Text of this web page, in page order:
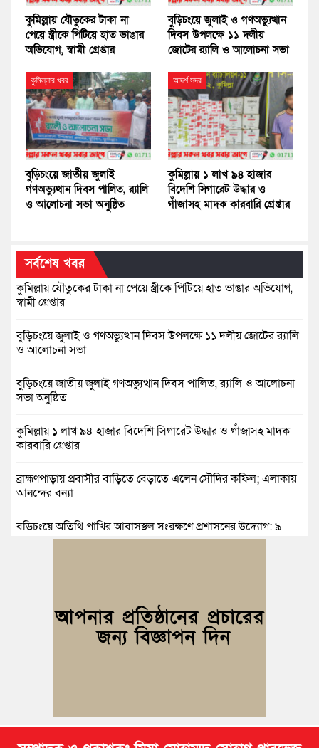
কুমিল্লায় যৌতুকের টাকা না
পেয়ে স্ত্রীকে পিটিয়ে হাত ভাঙার
অভিযোগ, স্বামী গ্রেপ্তার
বুড়িচংয়ে জুলাই ও গণঅভ্যুত্থান
দিবস উপলক্ষে ১১ দলীয়
জোটের র‍্যালি ও আলোচনা সভা
কুমিল্লার খবর
বুড়িচংয়ে জাতীয় জুলাই
গণঅভ্যুত্থান দিবস পালিত, র‍্যালি
ও আলোচনা সভা অনুষ্ঠিত
আদর্শ সদর
কুমিল্লায় ১ লাখ ৯৪ হাজার
বিদেশি সিগারেট উদ্ধার ও
গাঁজাসহ মাদক কারবারি গ্রেপ্তার
সর্বশেষ খবর
কুমিল্লায় যৌতুকের টাকা না পেয়ে স্ত্রীকে পিটিয়ে হাত ভাঙার অভিযোগ,
স্বামী গ্রেপ্তার
বুড়িচংয়ে জুলাই ও গণঅভ্যুত্থান দিবস উপলক্ষে ১১ দলীয় জোটের র‍্যালি
ও আলোচনা সভা
বুড়িচংয়ে জাতীয় জুলাই গণঅভ্যুত্থান দিবস পালিত, র‍্যালি ও আলোচনা
সভা অনুষ্ঠিত
কুমিল্লায় ১ লাখ ৯৪ হাজার বিদেশি সিগারেট উদ্ধার ও গাঁজাসহ মাদক
কারবারি গ্রেপ্তার
ব্রাহ্মণপাড়ায় প্রবাসীর বাড়িতে বেড়াতে এলেন সৌদির কফিল; এলাকায়
আনন্দের বন্যা
বুড়িচংয়ে অতিথি পাখির আবাসস্থল সংরক্ষণে প্রশাসনের উদ্যোগ; ৯
সদস্যের কমিটি গঠন
নিমসার জুনাব আলী ডিগ্রি কলেজ ছাত্রদলের কমিটি ঘোষণা: আনন্দ
মিছিল ও সংবর্ধনা